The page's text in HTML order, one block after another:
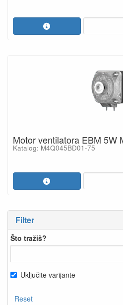
Filter
Što tražiš?
Uključite varijante
Reset
Motor ventilatora EBM 5W
Katalog: M4Q045BD01-75